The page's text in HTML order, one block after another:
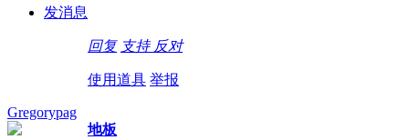
发消息
回复 支持 反对
使用道具 举报
Gregorypag
地板